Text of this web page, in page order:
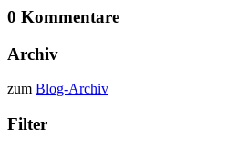
0 Kommentare
Archiv
zum Blog-Archiv
Filter